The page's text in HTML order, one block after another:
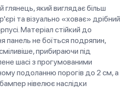
глянець, який виглядає більш
та візуально «ховає» дрібний
Матеріал стійкий до
панель не боїться подряпин,
прибираючи під
шасі з прогумованими
подоланню порогів до 2 см, а
нівелює наслідки